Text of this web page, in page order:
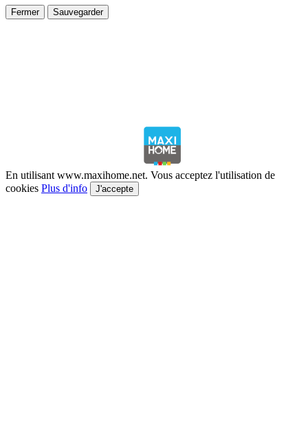
Fermer Sauvegarder
En utilisant www.maxihome.net. Vous acceptez l'utilisation de
cookies Plus d'info J'accepte